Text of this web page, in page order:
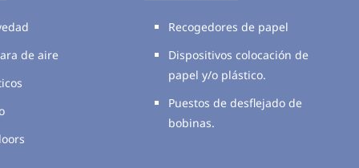
de aire
Recogedores de papel
Dispositivos colocación de
papel y/o plástico.
Puestos de desflejado de
bobinas.